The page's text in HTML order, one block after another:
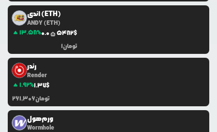
اندی (ETH)
ANDY (ETH)
13.58%0.055482$
1تومان
رندر
Render
1.92%1.37$
261,306تومان
ورم‌هول
Wormhole